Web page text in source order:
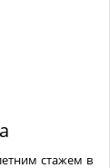
стажем в